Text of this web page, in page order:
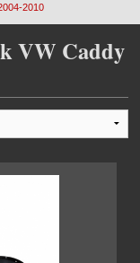
2010
VW Caddy